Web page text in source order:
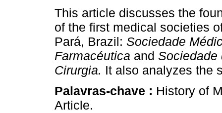
This article discusses the
of the first medical societies
Pará, Brazil: Sociedade
Farmacéutica and Sociedade
Cirurgia. It also analyzes the
Palavras-chave : History of
Article.